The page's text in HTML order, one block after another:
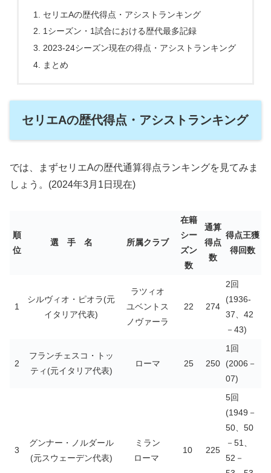
セリエAの歴代得点・アシストランキング
1シーズン・1試合における歴代最多記録
2023-24シーズン現在の得点・アシストランキング
まとめ
セリエAの歴代得点・アシストランキング
では、まずセリエAの歴代通算得点ランキングを見てみま
しょう。(2024年3月1日現在)
順
位
選 手 名 所属クラブ
在籍
シー
ズン
数
通算
得点
数
得点王獲
得回数
1
シルヴィオ・ピオラ(元
イタリア代表)
ラツィオ
ユベントス
ノヴァーラ
22 274
2回
(1936-
37、42
－43)
2
フランチェスコ・トッ
ティ(元イタリア代表)
ローマ 25 250
1回
(2006－
07)
3
グンナー・ノルダール
(元スウェーデン代表)
ミラン
ローマ
10 225
5回
(1949－
50、50
－51、
52－